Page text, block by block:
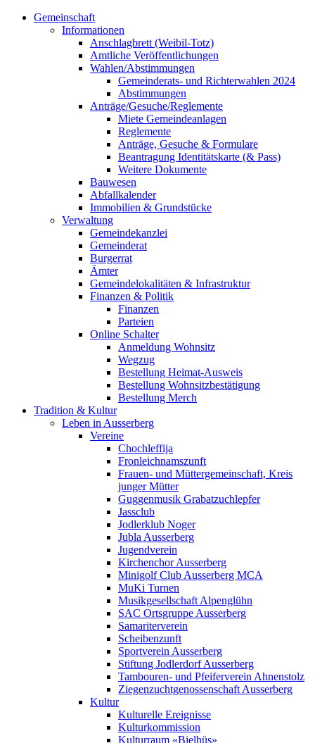
Gemeinschaft
Informationen
Anschlagbrett (Weibil-Totz)
Amtliche Veröffentlichungen
Wahlen/Abstimmungen
Gemeinderats- und Richterwahlen 2024
Abstimmungen
Anträge/Gesuche/Reglemente
Miete Gemeindeanlagen
Reglemente
Anträge, Gesuche & Formulare
Beantragung Identitätskarte (& Pass)
Weitere Dokumente
Bauwesen
Abfallkalender
Immobilien & Grundstücke
Verwaltung
Gemeindekanzlei
Gemeinderat
Burgerrat
Ämter
Gemeindelokalitäten & Infrastruktur
Finanzen & Politik
Finanzen
Parteien
Online Schalter
Anmeldung Wohnsitz
Wegzug
Bestellung Heimat-Ausweis
Bestellung Wohnsitzbestätigung
Bestellung Merch
Tradition & Kultur
Leben in Ausserberg
Vereine
Chochleffija
Fronleichnamszunft
Frauen- und Müttergemeinschaft, Kreis
junger Mütter
Guggenmusik Grabatzuchlepfer
Jassclub
Jodlerklub Noger
Jubla Ausserberg
Jugendverein
Kirchenchor Ausserberg
Minigolf Club Ausserberg MCA
MuKi Turnen
Musikgesellschaft Alpenglühn
SAC Ortsgruppe Ausserberg
Samariterverein
Scheibenzunft
Sportverein Ausserberg
Stiftung Jodlerdorf Ausserberg
Tambouren- und Pfeiferverein Ahnenstolz
Ziegenzuchtgenossenschaft Ausserberg
Kultur
Kulturelle Ereignisse
Kulturkommission
Kulturraum «Bielhüs»